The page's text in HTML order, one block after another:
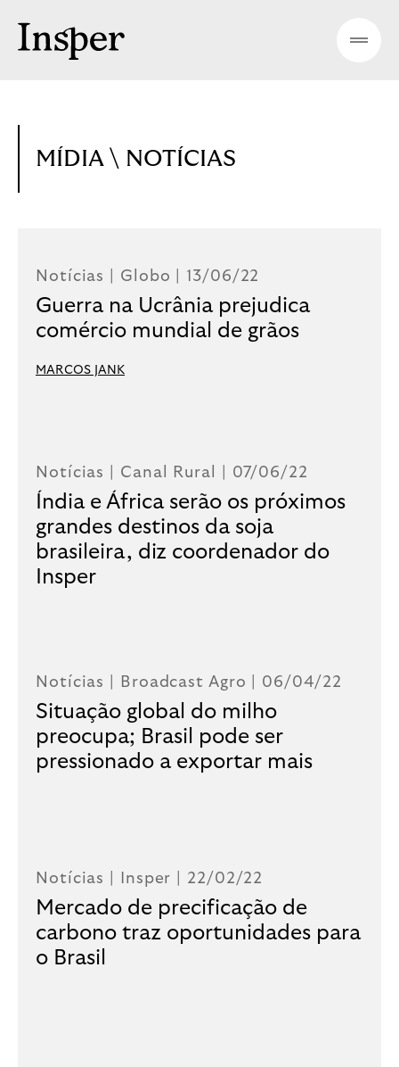
MÍDIA \ NOTÍCIAS
Notícias | Globo | 13/06/22
Guerra na Ucrânia prejudica
comércio mundial de grãos
MARCOS JANK
Notícias | Canal Rural | 07/06/22
Índia e África serão os próximos
grandes destinos da soja
brasileira, diz coordenador do
Insper
Notícias | Broadcast Agro | 06/04/22
Situação global do milho
preocupa; Brasil pode ser
pressionado a exportar mais
Notícias | Insper | 22/02/22
Mercado de precificação de
carbono traz oportunidades para
o Brasil